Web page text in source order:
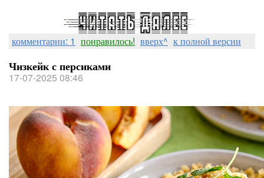
комментарии: 1 понравилось! вверх^ к полной версии
Чизкейк с персиками
17-07-2025 08:46